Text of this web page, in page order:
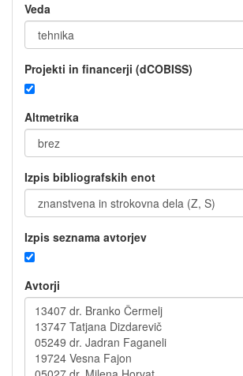
Veda
Projekti in financerji (dCOBISS)
Altmetrika
Izpis bibliografskih enot
Izpis seznama avtorjev
Avtorji